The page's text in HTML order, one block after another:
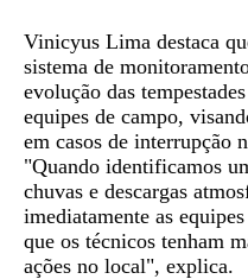
Vinicyus Lima destaca
sistema de
evolução das
equipes de campo,
em casos de interrupção
"Quando identificamos
chuvas e descargas
imediatamente as
que os técnicos tenham
ações no local", explica.